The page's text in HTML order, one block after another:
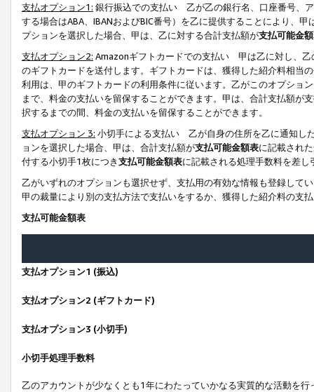
支払オプション1: 銀行振込での支払い 乙が乙の銀行名、口座番号、
する場合はABA、IBANおよびBIC番号）を乙に提供することにより、
プションを選択した場合、甲は、乙に対する合計支払額が支払可能金
支払オプション2: Amazonギフトカードでの支払い 甲は乙に対し、乙
のギフトカードを送付します。ギフトカードは、獲得した紹介料相当
利用は、甲のギフトカードの利用条件に従います。乙がこのオプショ
まで、料金の支払いを留保することができます。甲は、合計支払額が
択するまでの間、料金の支払いを留保することができます。
支払オプション 3: 小切手による支払い 乙が自身の住所を乙に通知し
ョンを選択した場合、甲は、合計支払額が支払可能金額表に記載され
付する小切手1枚につき支払可能金額表に記載される処理手数料を差し
乙がいずれのオプションも選択せず、支払用の有効な情報も登録して
甲の裁量により別の支払方法で支払いをするか、獲得した紹介料の支
支払可能金額表
支払オプション1 (振込)
支払オプション2 (ギフトカード)
支払オプション3 (小切手)
小切手処理手数料
乙のアカウントが少なくとも1年にわたっていかなる実質的な活動を